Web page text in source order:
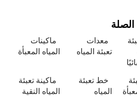
معدات
تعبئة المياه
ماكينات
المياه المعبأة
خط تعبئة
المياه
ماكينة تعبئة
المياه النقية